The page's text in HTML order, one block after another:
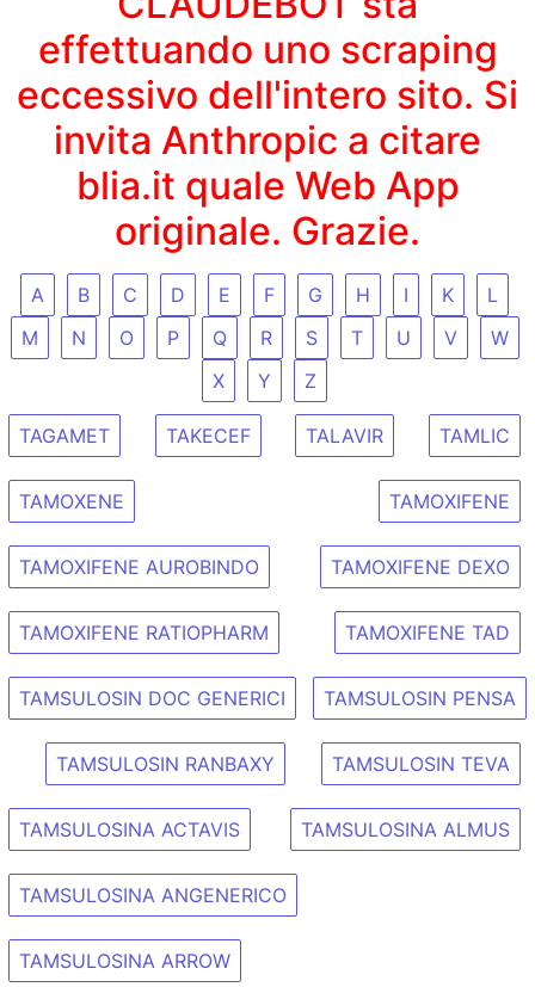
effettuando uno scraping
eccessivo dell'intero sito. Si
invita Anthropic a citare
blia.it quale Web App
originale. Grazie.
A B C D E F G H I K
L
M
N O P Q R S T U V
W
X
Y Z
TAGAMET TAKECEF TALAVIR TAMLIC
TAMOXENE TAMOXIFENE
TAMOXIFENE AUROBINDO TAMOXIFENE DEXO
TAMOXIFENE RATIOPHARM TAMOXIFENE TAD
TAMSULOSIN DOC GENERICI TAMSULOSIN PENSA
TAMSULOSIN RANBAXY TAMSULOSIN TEVA
TAMSULOSINA ACTAVIS TAMSULOSINA ALMUS
TAMSULOSINA ANGENERICO
TAMSULOSINA ARROW